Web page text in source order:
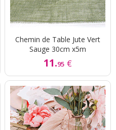
Chemin de Table Jute Vert
Sauge 30cm x5m
11.95 €